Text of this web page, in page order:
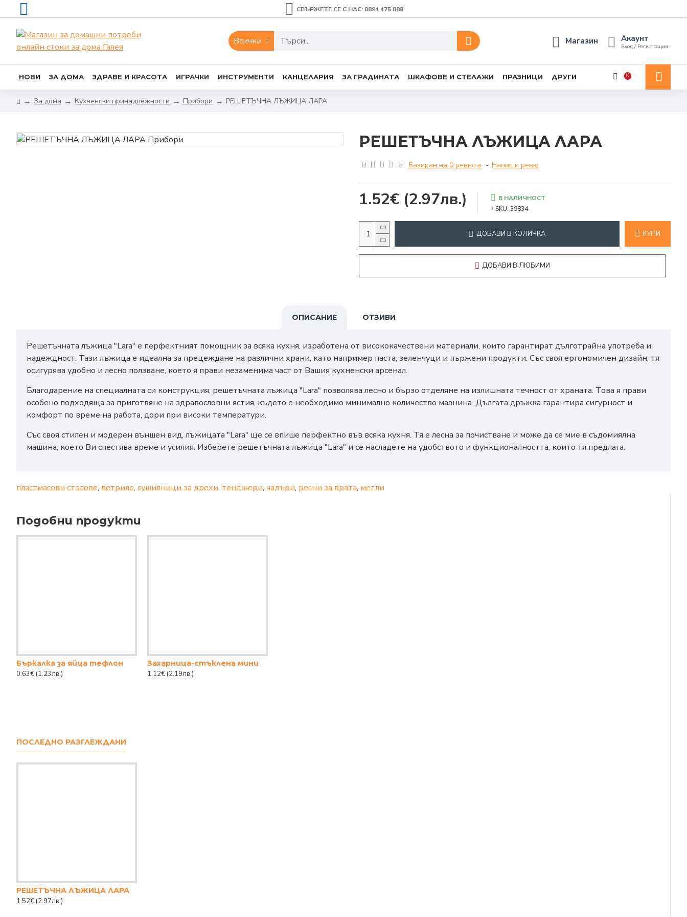
СВЪРЖЕТЕ СЕ С НАС: 0894 475 888
Всички Магазин Акаунт
Вход / Регистрация
НОВИ ЗА ДОМА ЗДРАВЕ И КРАСОТА ИГРАЧКИ ИНСТРУМЕНТИ КАНЦЕЛАРИЯ ЗА ГРАДИНАТА ШКАФОВЕ И СТЕЛАЖИ ПРАЗНИЦИ ДРУГИ 0
За дома Кухненски принадлежности Прибори РЕШЕТЪЧНА ЛЪЖИЦА ЛАРА
РЕШЕТЪЧНА ЛЪЖИЦА ЛАРА
Базиран на 0 ревюта. - Напиши ревю
1.52€ (2.97лв.)
В НАЛИЧНОСТ
SKU: 39834
ДОБАВИ В КОЛИЧКА КУПИ
ДОБАВИ В ЛЮБИМИ
ОПИСАНИЕ ОТЗИВИ
Решетъчната лъжица "Lara" е перфектният помощник за всяка кухня, изработена от висококачествени материали, които гарантират дълготрайна употреба и
надеждност. Тази лъжица е идеална за прецеждане на различни храни, като например паста, зеленчуци и пържени продукти. Със своя ергономичен дизайн, тя
осигурява удобно и лесно ползване, което я прави незаменима част от Вашия кухненски арсенал.
Благодарение на специалната си конструкция, решетъчната лъжица "Lara" позволява лесно и бързо отделяне на излишната течност от храната. Това я прави
особено подходяща за приготвяне на здравословни ястия, където е необходимо минимално количество мазнина. Дългата дръжка гарантира сигурност и
комфорт по време на работа, дори при високи температури.
Със своя стилен и модерен външен вид, лъжицата "Lara" ще се впише перфектно във всяка кухня. Тя е лесна за почистване и може да се мие в съдомиялна
машина, което Ви спестява време и усилия. Изберете решетъчната лъжица "Lara" и се насладете на удобството и функционалността, които тя предлага.
пластмасови столове, ветрило, сушилници за дрехи, тенджери, чадъри, ресни за врата, метли
Подобни продукти
Бъркалка за яйца тефлон
0.63€ (1.23лв.)
Захарница-стъклена мини
1.12€ (2.19лв.)
ПОСЛЕДНО РАЗГЛЕЖДАНИ
РЕШЕТЪЧНА ЛЪЖИЦА ЛАРА
1.52€ (2.97лв.)